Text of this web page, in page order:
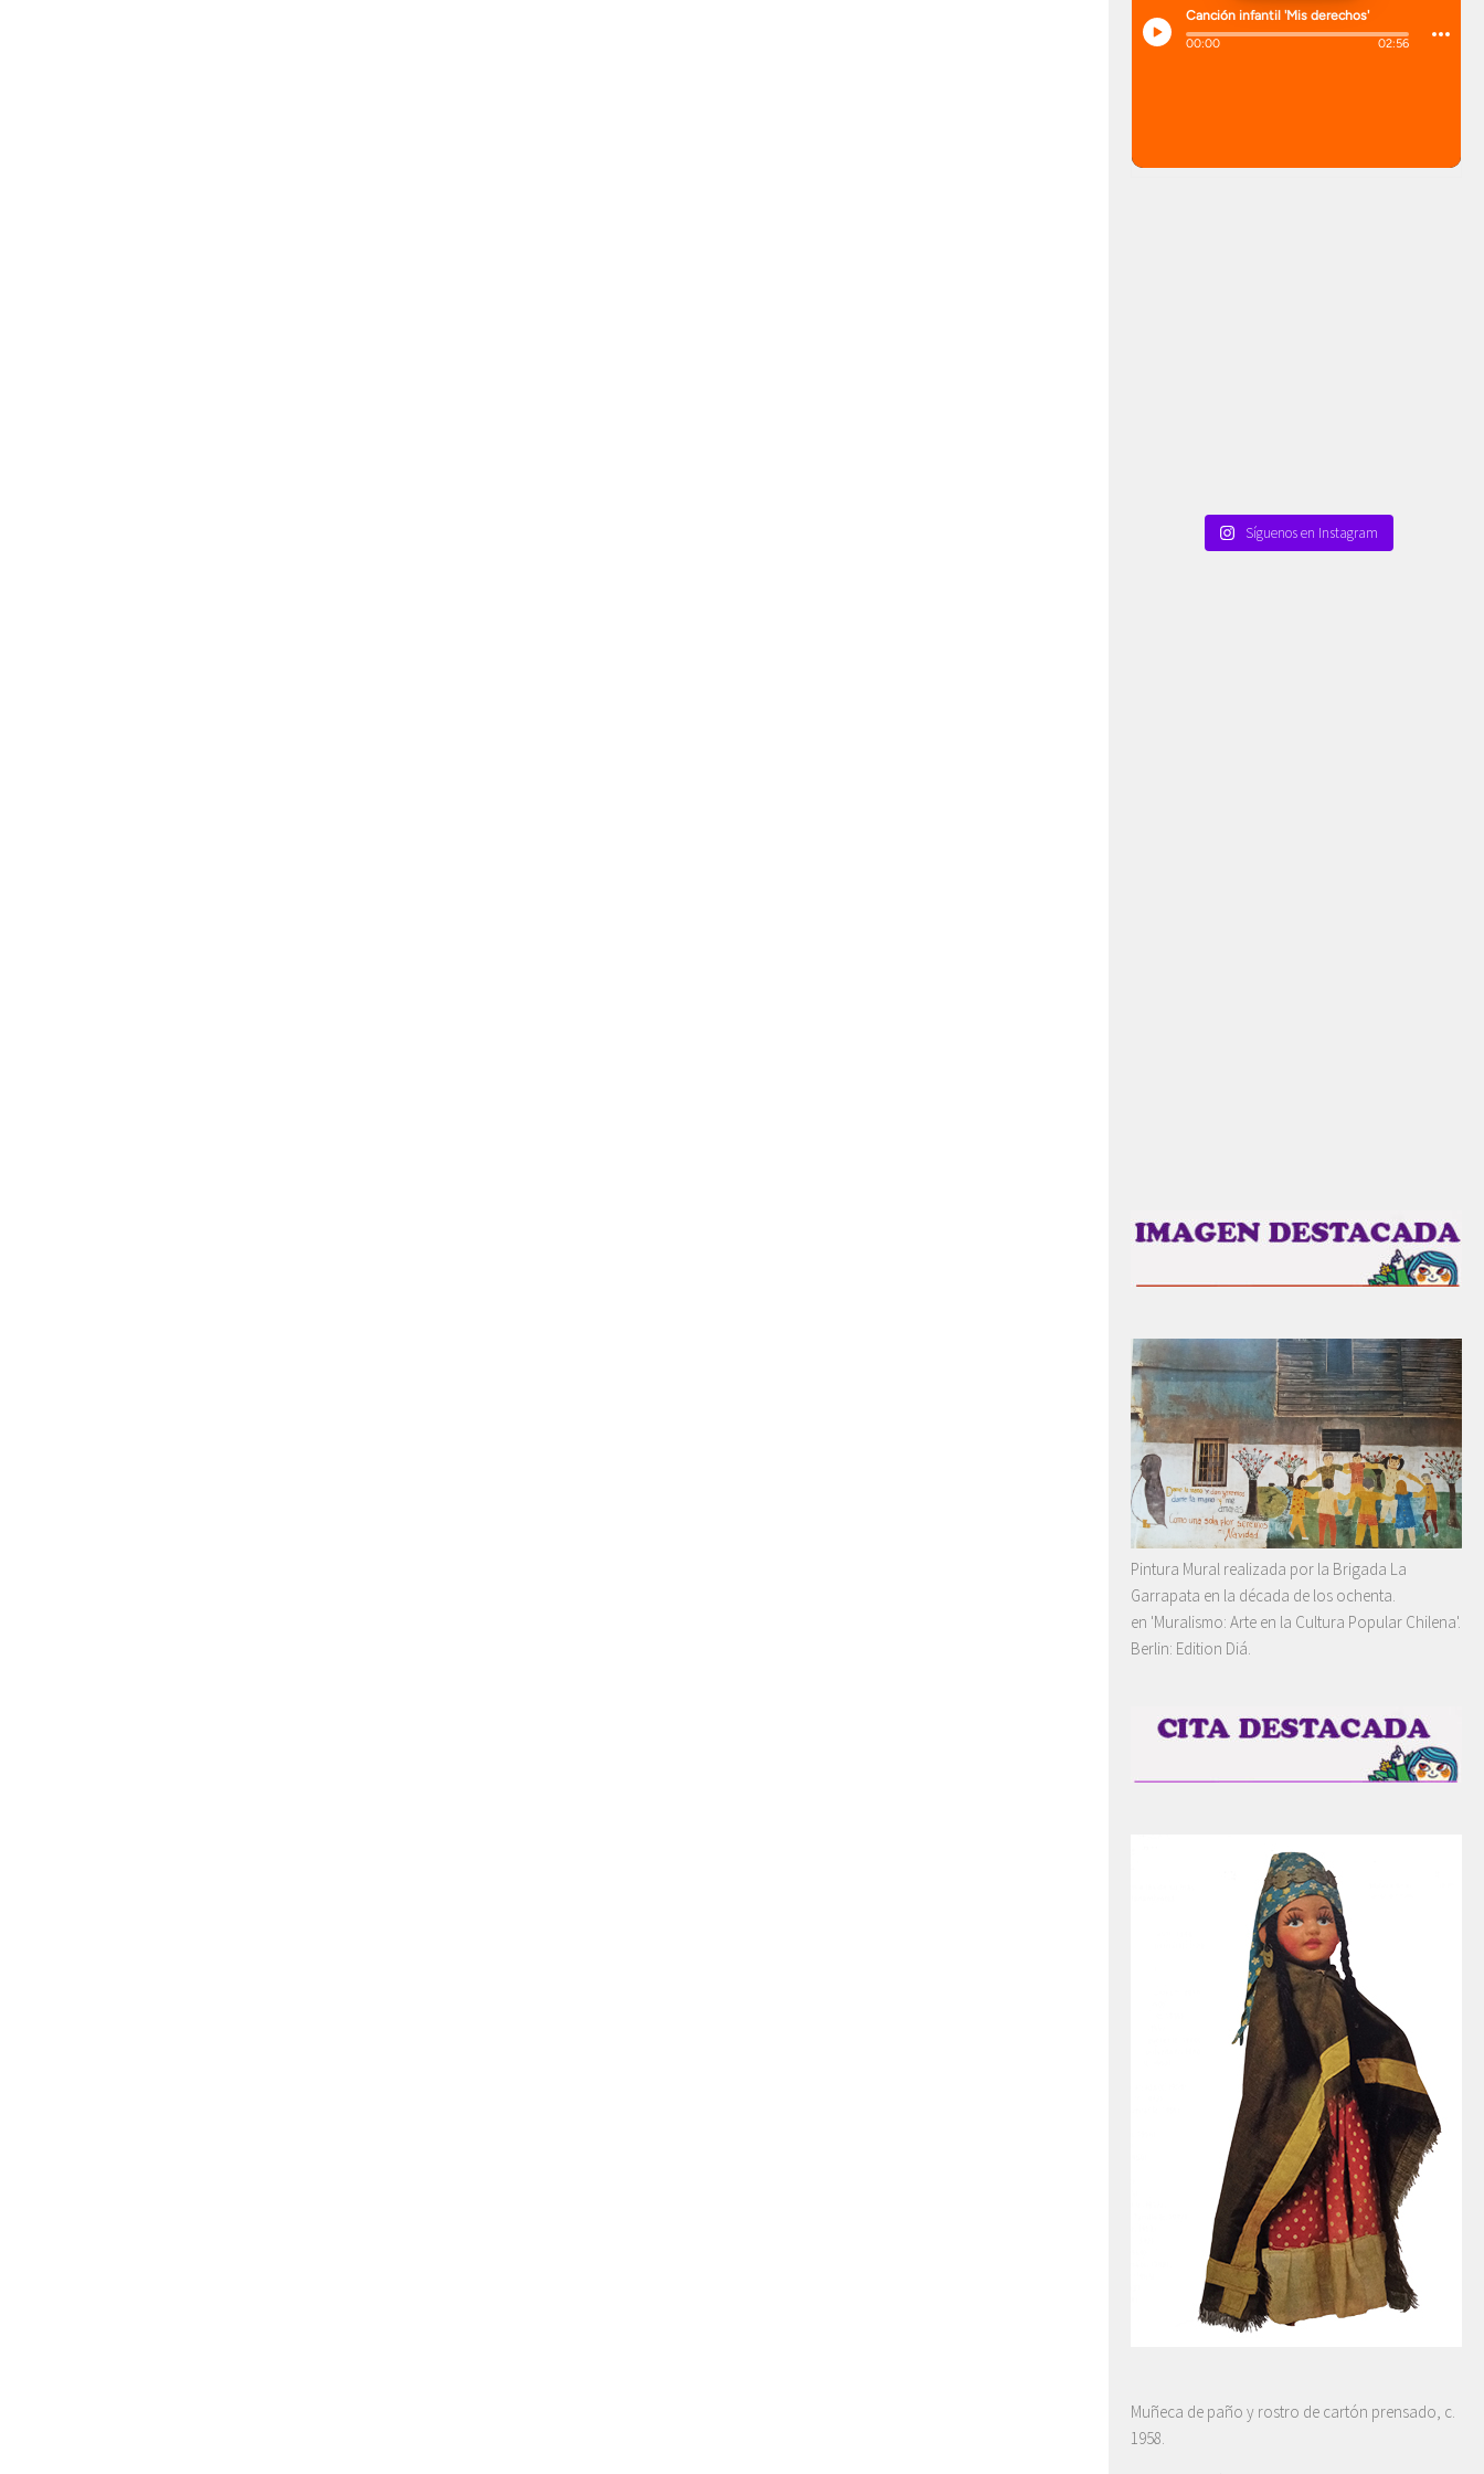
Síguenos en Instagram
Pintura Mural realizada por la Brigada La
Garrapata en la década de los ochenta.
en 'Muralismo: Arte en la Cultura Popular Chilena'.
Berlin: Edition Diá.
Muñeca de paño y rostro de cartón prensado, c.
1958.